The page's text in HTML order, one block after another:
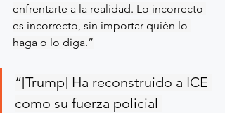
enfrentarte a la realidad. Lo incorrecto
es incorrecto, sin importar quién lo
haga o lo diga.”
“[Trump] Ha reconstruido a ICE
como su fuerza policial